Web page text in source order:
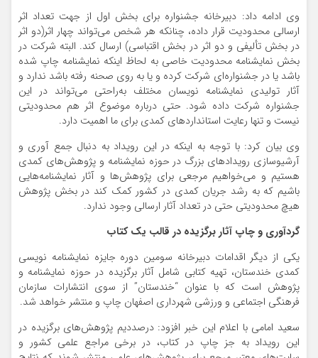
وی ادامه داد: دبیرخانه جشنواره برای بخش اول از جهت تعداد اثر
ارسالی محدودیت قرار داده، چنانکه هر شخص می‌تواند چهار اثر(دو اثر
در بخش تألیفی و دو اثر در بخش اقتباسی) ارسال کند. البته شرکت در
بخش نمایشنامه محدودیت خاصی به لحاظ اینکه نمایشنامه چاپ شده
باشد یا در جشنواره‌ای شرکت کرده و یا به روی صحنه رفته باشد ندارد و
آثار تولیدی نمایشنامه نویسان مختلف به‌راحتی می‌تواند در این
جشنواره شرکت داده شود. حتی درباره موضوع اثر هم محدودیتی
نیست و تنها رعایت استانداردهای کمدی برای ما اهمیت دارد.
وی بیان کرد: با توجه به اینکه در این رویداد به دنبال جمع آوری و
آرشیوسازی رویدادهای بزرگ در حوزه نمایشنامه و پژوهش‌های کمدی
هستیم و می‌خواهیم مرجعی برای پژوهش‌ها و آثار نمایشنامه‌هایی
باشیم که به رشد جریان کمدی در کشور کمک ‌کند در بخش پژوهش
هیچ محدودیتی حتی در تعداد آثار ارسالی وجود ندارد.
گردآوری و چاپ آثار برگزیده در قالب یک کتاب
یکی از دیگر اقدامات دبیرخانه سومین دوره جایزه نمایشنامه نویسی
کمدی خندستان، تهیه کتابی شامل آثار برگزیده در حوزه نمایشنامه و
پژوهش است که با عنوان “خندستان” از سوی انتشارات سازمان
فرهنگی اجتماعی و ورزشی شهرداری اصفهان چاپ و منتشر خواهد شد.
سعید امامی با اعلام این خبر افزود: درصددیم پژوهش‌های برگزیده در
این رویداد به جز چاپ در کتاب، در برخی مراجع علمی کشور و